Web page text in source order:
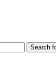
Search